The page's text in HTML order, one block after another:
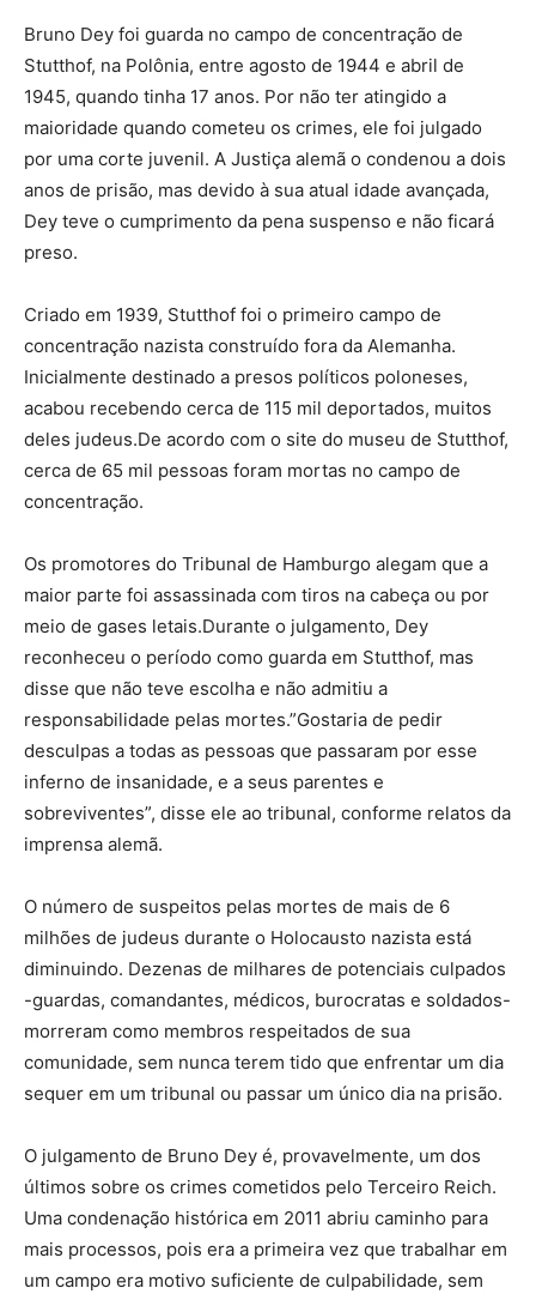
Bruno Dey foi guarda no campo de concentração de
Stutthof, na Polônia, entre agosto de 1944 e abril de
1945, quando tinha 17 anos. Por não ter atingido a
maioridade quando cometeu os crimes, ele foi julgado
por uma corte juvenil. A Justiça alemã o condenou a dois
anos de prisão, mas devido à sua atual idade avançada,
Dey teve o cumprimento da pena suspenso e não ficará
preso.
Criado em 1939, Stutthof foi o primeiro campo de
concentração nazista construído fora da Alemanha.
Inicialmente destinado a presos políticos poloneses,
acabou recebendo cerca de 115 mil deportados, muitos
deles judeus.De acordo com o site do museu de Stutthof,
cerca de 65 mil pessoas foram mortas no campo de
concentração.
Os promotores do Tribunal de Hamburgo alegam que a
maior parte foi assassinada com tiros na cabeça ou por
meio de gases letais.Durante o julgamento, Dey
reconheceu o período como guarda em Stutthof, mas
disse que não teve escolha e não admitiu a
responsabilidade pelas mortes.”Gostaria de pedir
desculpas a todas as pessoas que passaram por esse
inferno de insanidade, e a seus parentes e
sobreviventes”, disse ele ao tribunal, conforme relatos da
imprensa alemã.
O número de suspeitos pelas mortes de mais de 6
milhões de judeus durante o Holocausto nazista está
diminuindo. Dezenas de milhares de potenciais culpados
-guardas, comandantes, médicos, burocratas e soldados-
morreram como membros respeitados de sua
comunidade, sem nunca terem tido que enfrentar um dia
sequer em um tribunal ou passar um único dia na prisão.
O julgamento de Bruno Dey é, provavelmente, um dos
últimos sobre os crimes cometidos pelo Terceiro Reich.
Uma condenação histórica em 2011 abriu caminho para
mais processos, pois era a primeira vez que trabalhar em
um campo era motivo suficiente de culpabilidade, sem